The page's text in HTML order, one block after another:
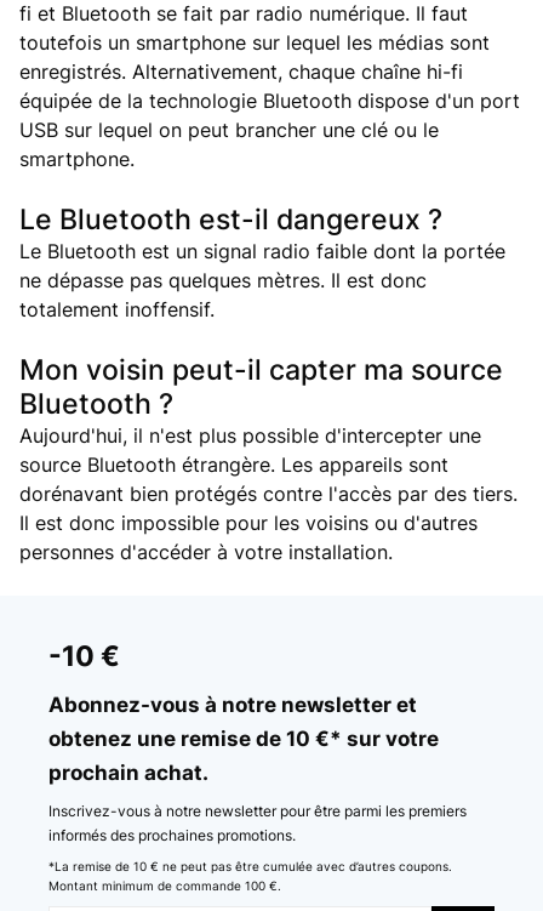
fi et Bluetooth se fait par radio numérique. Il faut
toutefois un smartphone sur lequel les médias sont
enregistrés. Alternativement, chaque chaîne hi-fi
équipée de la technologie Bluetooth dispose d'un port
USB sur lequel on peut brancher une clé ou le
smartphone.
Le Bluetooth est-il dangereux ?
Le Bluetooth est un signal radio faible dont la portée
ne dépasse pas quelques mètres. Il est donc
totalement inoffensif.
Mon voisin peut-il capter ma source
Bluetooth ?
Aujourd'hui, il n'est plus possible d'intercepter une
source Bluetooth étrangère. Les appareils sont
dorénavant bien protégés contre l'accès par des tiers.
Il est donc impossible pour les voisins ou d'autres
personnes d'accéder à votre installation.
-10 €
Abonnez-vous à notre newsletter et
obtenez une remise de 10 €* sur votre
prochain achat.
Inscrivez-vous à notre newsletter pour être parmi les premiers
informés des prochaines promotions.
*La remise de 10 € ne peut pas être cumulée avec d’autres coupons.
Montant minimum de commande 100 €.